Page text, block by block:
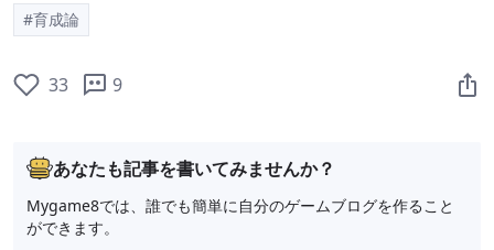
#育成論
33 9
あなたも記事を書いてみませんか？
Mygame8では、誰でも簡単に自分のゲームブログを作ること
ができます。